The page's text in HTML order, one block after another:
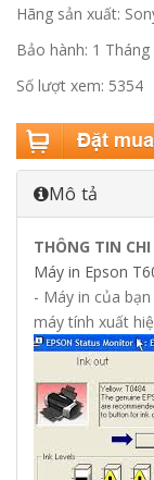
Hãng sản xuất:
Bảo hành: 1 Tháng
Số lượt xem: 5354
Mô tả
THÔNG TIN
Máy in Epson
- Máy in của
máy tính xuất